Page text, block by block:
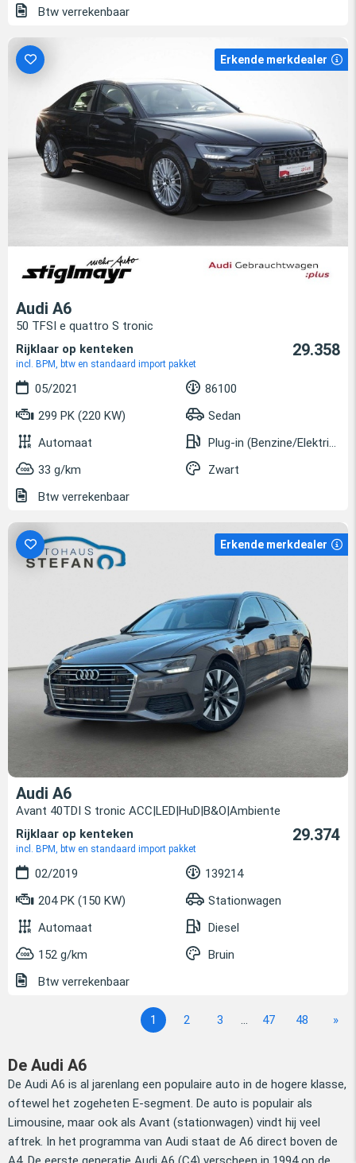
Btw verrekenbaar
Erkende merkdealer
Audi A6
50 TFSI e quattro S tronic
Rijklaar op kenteken
incl. BPM, btw en standaard import pakket
29.358
05/2021
86100
299 PK (220 KW)
Sedan
Automaat
Plug-in (Benzine/Elektrisch)
33 g/km
Zwart
Btw verrekenbaar
Erkende merkdealer
Audi A6
Avant 40TDI S tronic ACC|LED|HuD|B&O|Ambiente
Rijklaar op kenteken
incl. BPM, btw en standaard import pakket
29.374
02/2019
139214
204 PK (150 KW)
Stationwagen
Automaat
Diesel
152 g/km
Bruin
Btw verrekenbaar
1 2 3 ... 47 48 »
De Audi A6
De Audi A6 is al jarenlang een populaire auto in de hogere klasse,
oftewel het zogeheten E-segment. De auto is populair als
Limousine, maar ook als Avant (stationwagen) vindt hij veel
aftrek. In het programma van Audi staat de A6 direct boven de